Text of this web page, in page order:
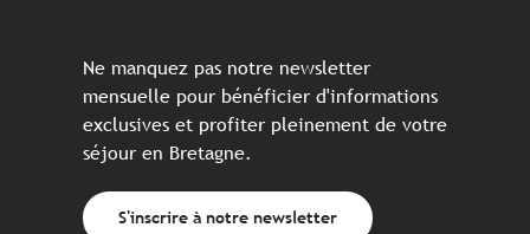
Ne manquez pas notre newsletter
mensuelle pour bénéficier d'informations
exclusives et profiter pleinement de votre
séjour en Bretagne.
S'inscrire à notre newsletter